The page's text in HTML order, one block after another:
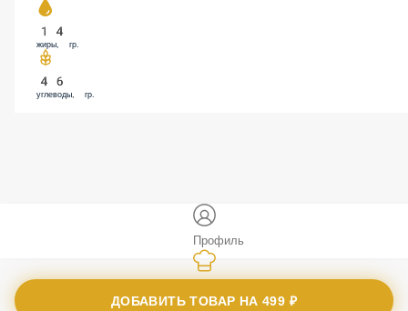
14
жиры, гр.
46
углеводы, гр.
ДОБАВИТЬ ТОВАР НА499 ₽
Профиль